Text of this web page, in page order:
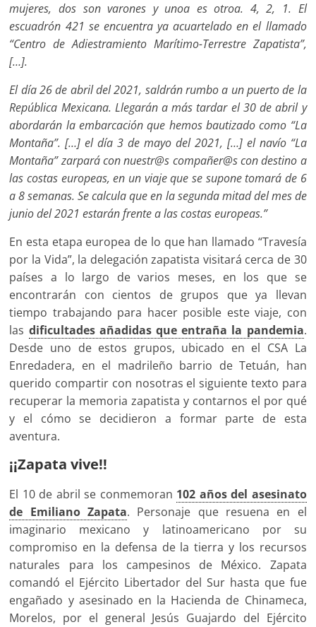
mujeres, dos son varones y unoa es otroa. 4, 2, 1. El
escuadrón 421 se encuentra ya acuartelado en el llamado
“Centro de Adiestramiento Marítimo-Terrestre Zapatista”,
[…].
El día 26 de abril del 2021, saldrán rumbo a un puerto de la
República Mexicana. Llegarán a más tardar el 30 de abril y
abordarán la embarcación que hemos bautizado como “La
Montaña”. […] el día 3 de mayo del 2021, […] el navío “La
Montaña” zarpará con nuestr@s compañer@s con destino a
las costas europeas, en un viaje que se supone tomará de 6
a 8 semanas. Se calcula que en la segunda mitad del mes de
junio del 2021 estarán frente a las costas europeas.”
En esta etapa europea de lo que han llamado “Travesía
por la Vida”, la delegación zapatista visitará cerca de 30
países a lo largo de varios meses, en los que se
encontrarán con cientos de grupos que ya llevan
tiempo trabajando para hacer posible este viaje, con
las dificultades añadidas que entraña la pandemia.
Desde uno de estos grupos, ubicado en el CSA La
Enredadera, en el madrileño barrio de Tetuán, han
querido compartir con nosotras el siguiente texto para
recuperar la memoria zapatista y contarnos el por qué
y el cómo se decidieron a formar parte de esta
aventura.
¡¡Zapata vive!!
El 10 de abril se conmemoran 102 años del asesinato
de Emiliano Zapata. Personaje que resuena en el
imaginario mexicano y latinoamericano por su
compromiso en la defensa de la tierra y los recursos
naturales para los campesinos de México. Zapata
comandó el Ejército Libertador del Sur hasta que fue
engañado y asesinado en la Hacienda de Chinameca,
Morelos, por el general Jesús Guajardo del Ejército